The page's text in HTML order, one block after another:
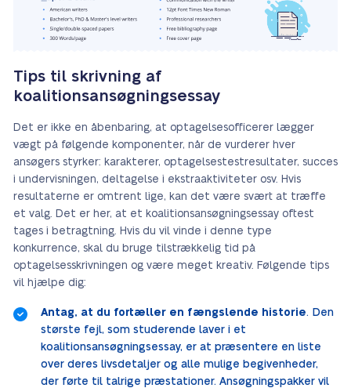
Tips til skrivning af
koalitionsansøgningsessay
Det er ikke en åbenbaring, at optagelsesofficerer lægger
vægt på følgende komponenter, når de vurderer hver
ansøgers styrker: karakterer, optagelsestestresultater, succes
i undervisningen, deltagelse i ekstraaktiviteter osv. Hvis
resultaterne er omtrent lige, kan det være svært at træffe
et valg. Det er her, at et koalitionsansøgningsessay oftest
tages i betragtning. Hvis du vil vinde i denne type
konkurrence, skal du bruge tilstrækkelig tid på
optagelsesskrivningen og være meget kreativ. Følgende tips
vil hjælpe dig:
Antag, at du fortæller en fængslende historie. Den
største fejl, som studerende laver i et
koalitionsansøgningsessay, er at præsentere en liste
over deres livsdetaljer og alle mulige begivenheder,
der førte til talrige præstationer. Ansøgningspakker vil